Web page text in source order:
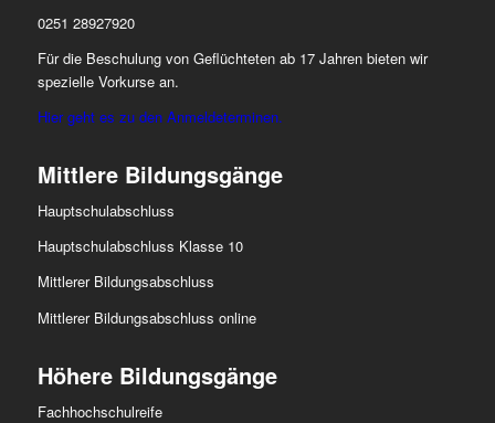
0251 28927920
Für die Beschulung von Geflüchteten ab 17 Jahren bieten wir
spezielle Vorkurse an.
Hier geht es zu den Anmeldeterminen.
Mittlere Bildungsgänge
Hauptschulabschluss
Hauptschulabschluss Klasse 10
Mittlerer Bildungsabschluss
Mittlerer Bildungsabschluss online
Höhere Bildungsgänge
Fachhochschulreife